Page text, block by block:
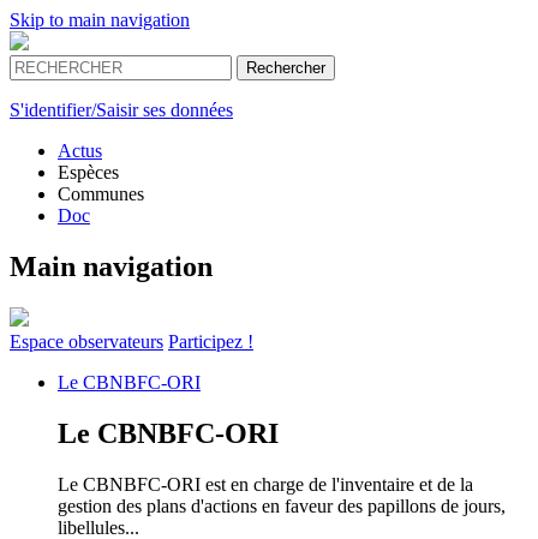
Skip to main navigation
S'identifier/Saisir ses données
Actus
Espèces
Communes
Doc
Main navigation
Espace observateurs Participez !
Le CBNBFC-ORI
Le CBNBFC-ORI
Le CBNBFC-ORI est en charge de l'inventaire et de la
gestion des plans d'actions en faveur des papillons de jours,
libellules...